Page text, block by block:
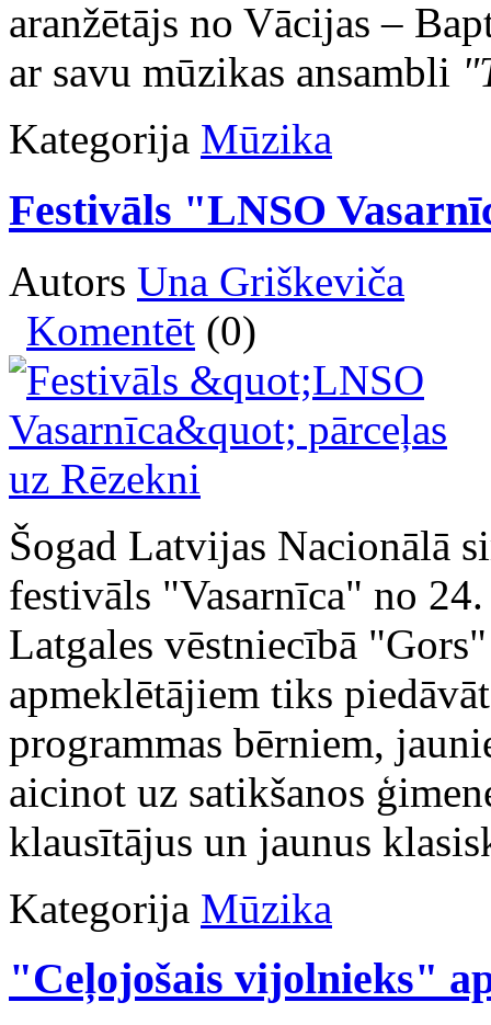
aranžētājs no Vācijas –
ar savu mūzikas ansambli
Kategorija Mūzika
Festivāls "LNSO
Autors Una Griškeviča
Komentēt (0)
Šogad Latvijas Nacionālā
festivāls "Vasarnīca" no
Latgales vēstniecībā
apmeklētājiem tiks
programmas bērniem,
aicinot uz satikšanos
klausītājus un jaunus
Kategorija Mūzika
"Ceļojošais vijolnieks"